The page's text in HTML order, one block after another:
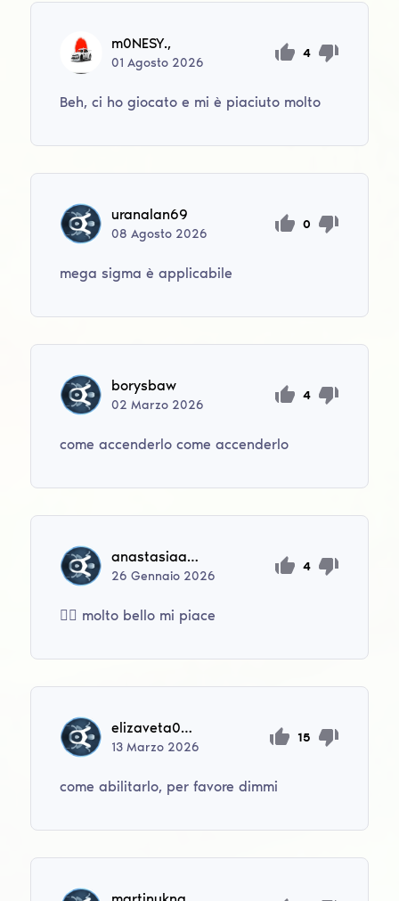
m0NESY.,
01Agosto 2026
4
Beh, ci ho giocato e mi è piaciuto molto
uranalan69
08Agosto 2026
0
mega sigma è applicabile
borysbaw
02Marzo 2026
4
come accenderlo come accenderlo
anastasiaantipenko
26Gennaio 2026
4
👍🏽 molto bello mi piace
elizaveta00542
13Marzo 2026
15
come abilitarlo, per favore dimmi